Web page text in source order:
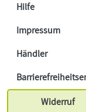
Hilfe
Impressum
Händler
Widerruf